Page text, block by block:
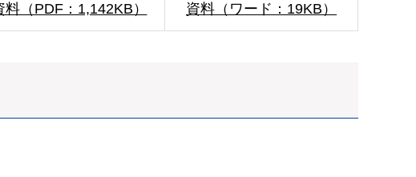
料（PDF：1,142KB） 資料（ワード：19KB）